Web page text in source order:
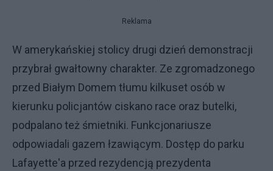
Reklama
W amerykańskiej stolicy drugi dzień demonstracji
przybrał gwałtowny charakter. Ze zgromadzonego
przed Białym Domem tłumu kilkuset osób w
kierunku policjantów ciskano race oraz butelki,
podpalano też śmietniki. Funkcjonariusze
odpowiadali gazem łzawiącym. Dostęp do parku
Lafayette'a przed rezydencją prezydenta